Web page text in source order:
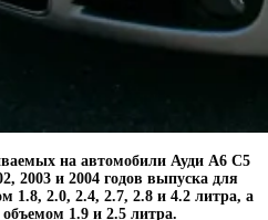
на автомобили Ауди А6 С5
2003 и 2004 годов выпуска для
1.8, 2.0, 2.4, 2.7, 2.8 и 4.2 литра, а
1.9 и 2.5 литра.